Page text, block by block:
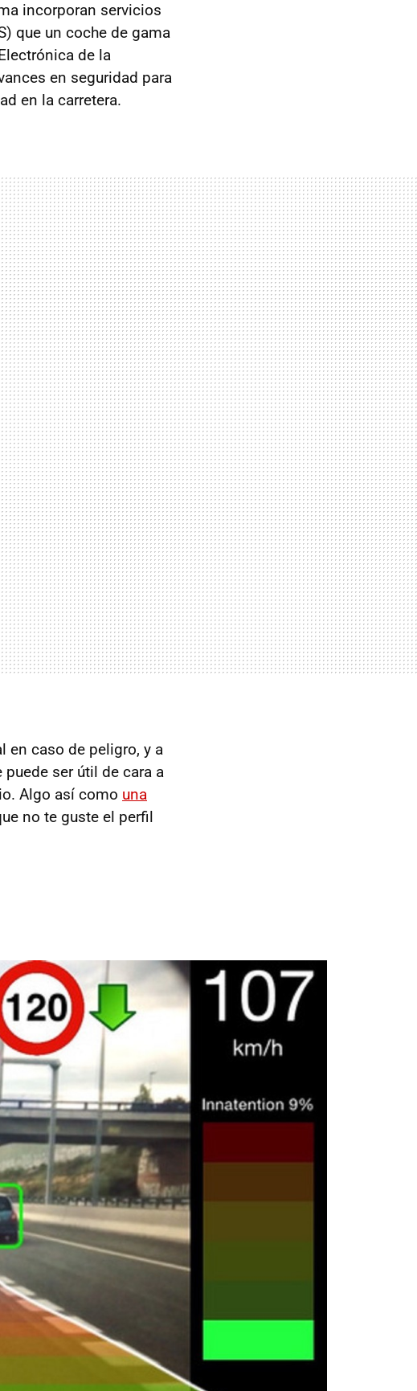
incorporan servicios
que un coche de gama
de la
en seguridad para
en la carretera.
en caso de peligro, y a
ser útil de cara a
Algo así como una
no te guste el perfil